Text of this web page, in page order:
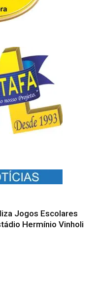
Jogos Escolares
Hermínio Vinholi